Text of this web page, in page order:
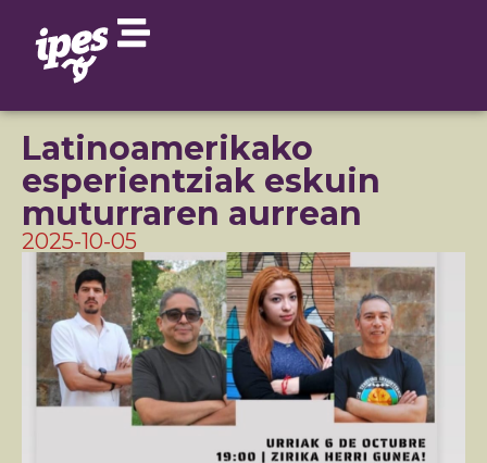
Latinoamerikako
esperientziak eskuin
muturraren aurrean
2025-10-05